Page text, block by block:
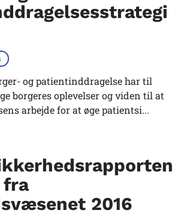
og patientinddragelse har til
borgeres oplevelser og viden til at
arbejde for at øge patientsi...
fra
2016